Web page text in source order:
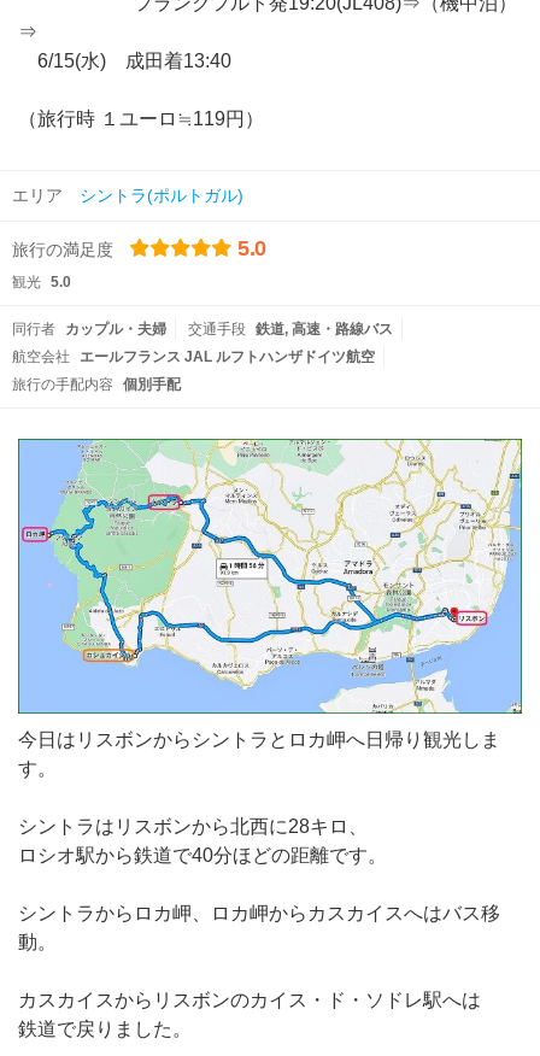
⇒
6/15(水) 成田着13:40
（旅行時 １ユーロ≒119円）
エリア シントラ(ポルトガル)
旅行の満足度 5.0
観光 5.0
同行者 カップル・夫婦 交通手段 鉄道 高速・路線バス
航空会社
エールフランス JAL ルフトハンザドイツ航空
旅行の手配内容
個別手配
今日はリスボンからシントラとロカ岬へ日帰り観光しま
す。
シントラはリスボンから北西に28キロ、
ロシオ駅から鉄道で40分ほどの距離です。
シントラからロカ岬、ロカ岬からカスカイスへはバス移
動。
カスカイスからリスボンのカイス・ド・ソドレ駅へは
鉄道で戻りました。